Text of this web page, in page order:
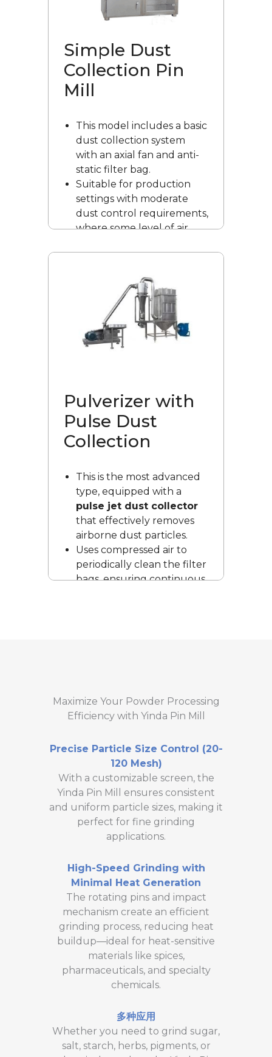
easy to maintain due to
the absence of a built-in
Simple Dust
Collection Pin
Mill
This model includes a basic
dust collection system
with an axial fan and anti-
static filter bag.
Suitable for production
settings with moderate
dust control requirements,
where some level of air
Simple structure for quick
cleaning and maintenance,
reducing downtime.
Ideal for small to medium-
Pulverizer with
Pulse Dust
Collection
This is the most advanced
type, equipped with a
pulse jet dust collector
that effectively removes
airborne dust particles.
Uses compressed air to
periodically clean the filter
bags, ensuring continuous
reduces airborne
contamination.
Maximize Your Powder Processing
Efficiency with Yinda Pin Mill
Precise Particle Size Control (20-
120 Mesh)
With a customizable screen, the
Yinda Pin Mill ensures consistent
and uniform particle sizes, making it
perfect for fine grinding
applications.
High-Speed Grinding with
Minimal Heat Generation
The rotating pins and impact
mechanism create an efficient
grinding process, reducing heat
buildup—ideal for heat-sensitive
materials like spices,
pharmaceuticals, and specialty
chemicals.
多种应用
Whether you need to grind sugar,
salt, starch, herbs, pigments, or